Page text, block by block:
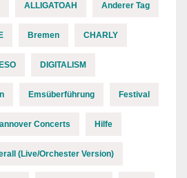
ALLIGATOAH Anderer Tag
Bremen CHARLY
DIGITALISM
Emsüberführung Festival
Concerts Hilfe
(Live/Orchester Version)